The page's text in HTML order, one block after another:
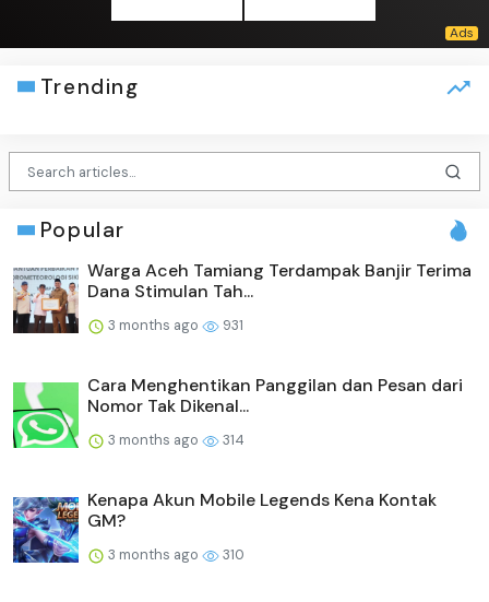
Trending
Popular
Warga Aceh Tamiang Terdampak Banjir Terima
Dana Stimulan Tah...
3 months ago 931
Cara Menghentikan Panggilan dan Pesan dari
Nomor Tak Dikenal...
3 months ago 314
Kenapa Akun Mobile Legends Kena Kontak
GM?
3 months ago 310